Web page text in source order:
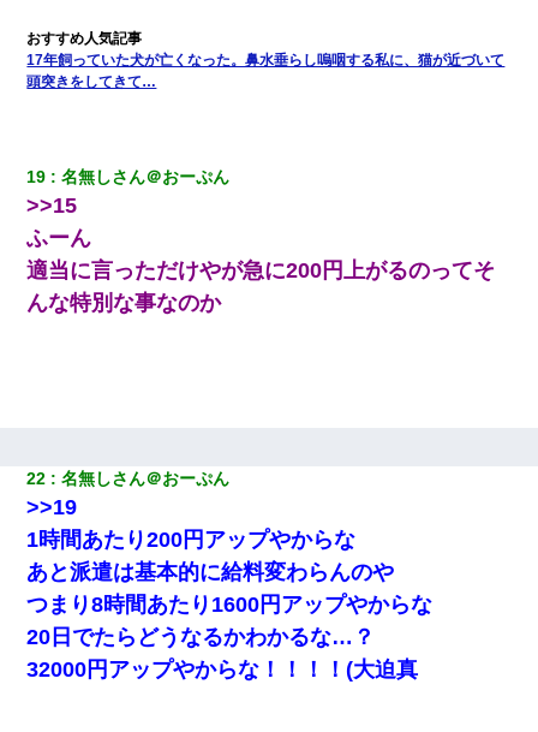
さい」と言い出してド修羅場になった
クラスで一人無口で誰とも話さない男子がいた。→修学旅行に来
なかったその男子に女子達がお土産を渡した。5分後…
宅飲みで女友達の乳を見てしまった・・・
17年飼っていた犬が亡くなった。鼻水垂らし嗚咽する私に、猫が近づいて
頭突きをしてきて…
19 名無しさん＠おーぷん
>>15
ふーん
適当に言っただけやが急に200円上がるのってそ
んな特別な事なのか
22 名無しさん＠おーぷん
>>19
1時間あたり200円アップやからな
あと派遣は基本的に給料変わらんのや
つまり8時間あたり1600円アップやからな
20日でたらどうなるかわかるな…？
32000円アップやからな！！！！(大迫真